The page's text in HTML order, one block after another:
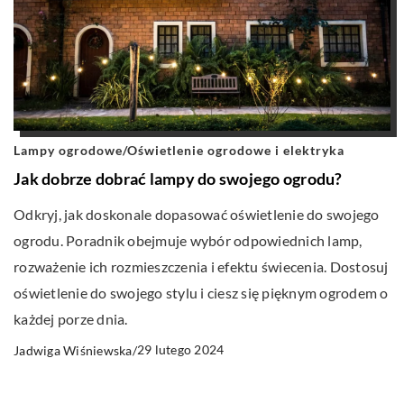
Lampy ogrodowe/Oświetlenie ogrodowe i elektryka
Jak dobrze dobrać lampy do swojego ogrodu?
Odkryj, jak doskonale dopasować oświetlenie do swojego
ogrodu. Poradnik obejmuje wybór odpowiednich lamp,
rozważenie ich rozmieszczenia i efektu świecenia. Dostosuj
oświetlenie do swojego stylu i ciesz się pięknym ogrodem o
każdej porze dnia.
Jadwiga Wiśniewska/29 lutego 2024